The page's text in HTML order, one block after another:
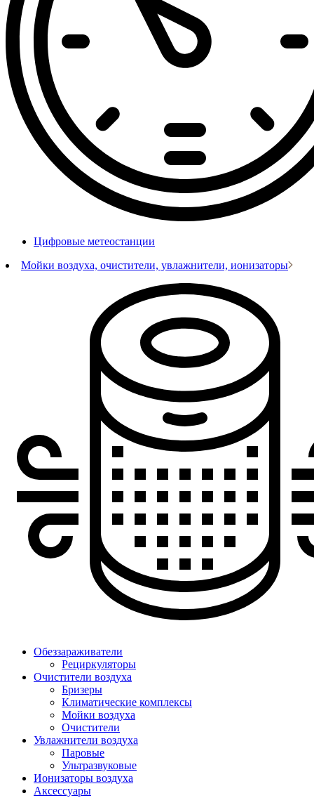
Цифровые метеостанции
Мойки воздуха, очистители, увлажнители, ионизаторы
Обеззараживатели
Рециркуляторы
Очистители воздуха
Бризеры
Климатические комплексы
Мойки воздуха
Очистители
Увлажнители воздуха
Паровые
Ультразвуковые
Ионизаторы воздуха
Аксессуары